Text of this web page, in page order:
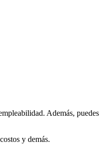
Además,
y demás.